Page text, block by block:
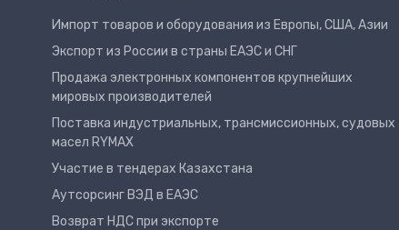
Импорт товаров и оборудования из Европы, США, Азии
Экспорт из России в страны ЕАЭС и СНГ
Продажа электронных компонентов крупнейших
мировых производителей
Поставка индустриальных, трансмиссионных, судовых
масел RYMAX
Участие в тендерах Казахстана
Аутсорсинг ВЭД в ЕАЭС
Возврат НДС при экспорте